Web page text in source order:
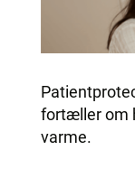
fortæller om
varme.